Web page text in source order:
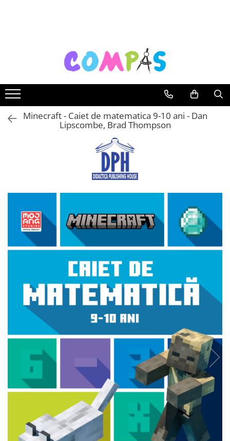
Noutăți Librăria Compas
Souvenir România
Rechizite școlare
Instrumente de scris
Pixuri
Stilouri școlare
Creioane colorate
Carioci
Radiere
Ascutițori
Cretă școlară și creativă
Accesorii școlare
Coperți caiete si cărți
Etichete școlare
Carnete pentru elevi
Lupe și articole educative
Foarfece școlare
Globuri pământești
Cutii sandwich și caserole
Umbrele pentru copii
Termosuri
Pahare și sticle pentru scoală
Minecraft - Caiet de matematica 9-10 ani - Dan
Lipscombe, Brad Thompson